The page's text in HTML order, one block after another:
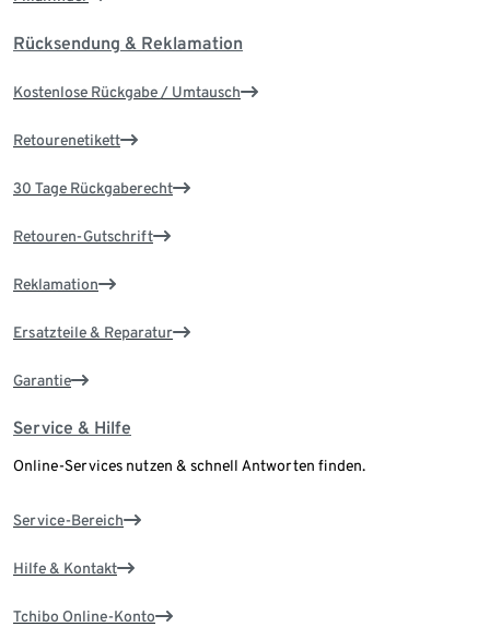
Rücksendung & Reklamation
Kostenlose Rückgabe / Umtausch
Retourenetikett
30 Tage Rückgaberecht
Retouren-Gutschrift
Reklamation
Ersatzteile & Reparatur
Garantie
Service & Hilfe
Online-Services nutzen & schnell Antworten finden.
Service-Bereich
Hilfe & Kontakt
Tchibo Online-Konto